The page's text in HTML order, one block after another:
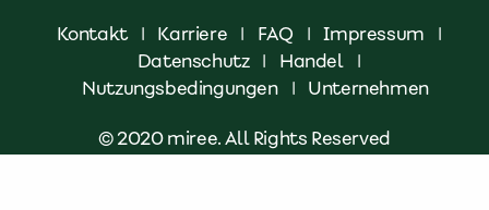
Kontakt | Karriere | FAQ | Impressum
|
Datenschutz | Handel
|
Nutzungsbedingungen
| Unternehmen
© 2020 miree. All Rights Reserved